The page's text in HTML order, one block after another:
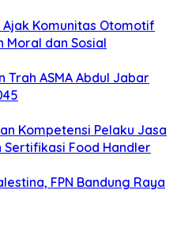
Ajak Komunitas Otomotif
Moral dan Sosial
Trah ASMA Abdul Jabar
Kompetensi Pelaku Jasa
Sertifikasi Food Handler
FPN Bandung Raya